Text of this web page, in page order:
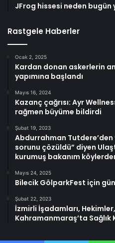
JFrog hissesi neden bugün
Rastgele Haberler
Ocak 2, 2025
Kardan donan askerlerin
yapımına başlandı
Mayıs 16, 2024
Kazanç çağrısı: Ayr
rağmen büyüme bildirdi
Şubat 19, 2023
Abdurrahman Tutdere’den
sorunu çözüldü” diyen
kurumuş bakanım
Mayıs 24, 2025
Bilecik GölparkFest için
Şubat 22, 2023
İzmirli İşadamları,
Kahramanmaraş’ta Sağlık